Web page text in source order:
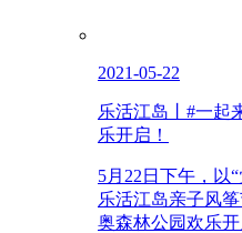
2021-05-22
乐活江岛丨#一起
乐开启！
5月22日下午，以
乐活江岛亲子风
奥森林公园欢乐